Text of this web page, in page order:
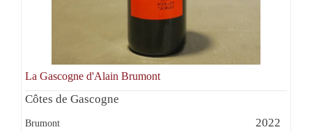
La Gascogne d'Alain Brumont
Côtes de Gascogne
Brumont 2022